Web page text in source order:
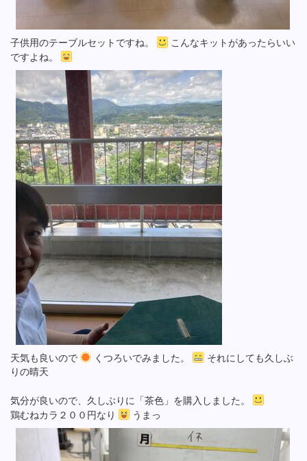
子供用のテーブルセットですね。
こんなキットがあったらいい
ですよね。
天気も良いので くつろいでみました。
それにしても久しぶ
りの晴天
気分が良いので、久しぶりに「茶色」を購入しました。
鶏むねカラ２００円なり
うまっ